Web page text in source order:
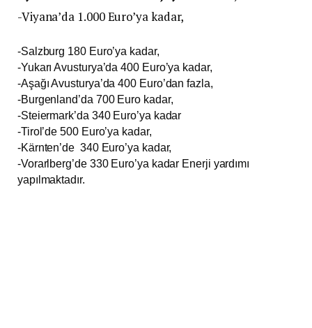
-Viyana’da 1.000 Euro’ya kadar,
-Salzburg 180 Euro’ya kadar,
-Yukarı Avusturya’da 400 Euro’ya kadar,
-Aşağı Avusturya’da 400 Euro’dan fazla,
-Burgenland’da 700 Euro kadar,
-Steiermark’da 340 Euro’ya kadar
-Tirol’de 500 Euro’ya kadar,
-Kärnten’de 340 Euro’ya kadar,
-Vorarlberg’de 330 Euro’ya kadar Enerji yardımı
yapılmaktadır.